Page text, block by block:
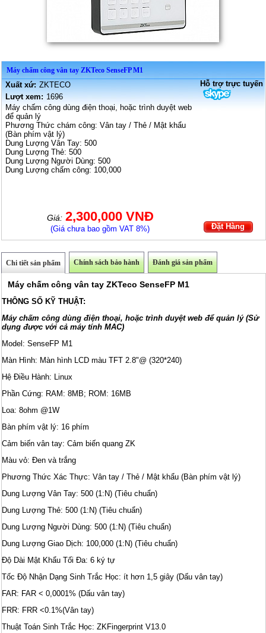
Máy chấm công vân tay ZKTeco SenseFP M1
Xuất xứ: ZKTECO
Lượt xem: 1696
Máy chấm công dùng điện thoại, hoặc trình duyệt web
để quản lý
Phương Thức chám công: Vân tay / Thẻ / Mật khẩu
(Bàn phím vật lý)
Dung Lượng Vân Tay: 500
Dung Lượng Thẻ: 500
Dung Lượng Người Dùng: 500
Dung Lượng chấm công: 100,000
Giá: 2,300,000 VNĐ
(Giá chưa bao gồm VAT 8%)
Hỗ trợ trực tuyến
Đặt Hàng
Chi tiết sản phẩm Chính sách bảo hành Đánh giá sản phẩm
Máy chấm công vân tay ZKTeco SenseFP M1
THÔNG SỐ KỸ THUẬT:
Máy chấm công dùng điện thoại, hoặc trình duyệt web để quản lý (Sử
dụng được với cả máy tính MAC)
Model: SenseFP M1
Màn Hình: Màn hình LCD màu TFT 2.8"@ (320*240)
Hệ Điều Hành: Linux
Phần Cứng: RAM: 8MB; ROM: 16MB
Loa: 8ohm @1W
Bàn phím vật lý: 16 phím
Cảm biến vân tay: Cảm biến quang ZK
Màu vỏ: Đen và trắng
Phương Thức Xác Thực: Vân tay / Thẻ / Mật khẩu (Bàn phím vật lý)
Dung Lượng Vân Tay: 500 (1:N) (Tiêu chuẩn)
Dung Lượng Thẻ: 500 (1:N) (Tiêu chuẩn)
Dung Lượng Người Dùng: 500 (1:N) (Tiêu chuẩn)
Dung Lượng Giao Dịch: 100,000 (1:N) (Tiêu chuẩn)
Độ Dài Mật Khẩu Tối Đa: 6 ký tự
Tốc Độ Nhận Dạng Sinh Trắc Học: ít hơn 1,5 giây (Dấu vân tay)
FAR: FAR < 0,0001% (Dấu vân tay)
FRR: FRR <0.1%(Vân tay)
Thuật Toán Sinh Trắc Học: ZKFingerprint V13.0